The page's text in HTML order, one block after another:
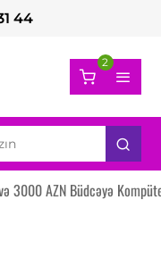
44
2
3000 AZN Büdcəyə